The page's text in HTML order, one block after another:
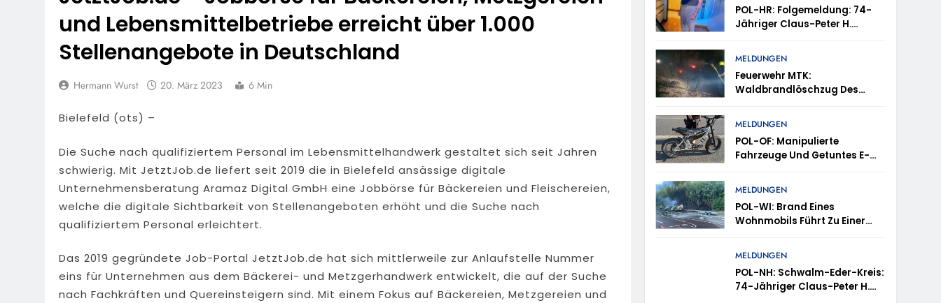
POL-WI: Brand Eines Wohnmobils Führt Zu Einer Langen Sperrung Der A3 Bei Niedernhausen
5. August 2026
POL-NH: Schwalm-Eder-Kreis: 74-Jähriger Claus-Peter H. Aus Felsberg Wird Vermisst
FW Rheingau-Taunus: Erstmeldung: Waldbrand Zwischen Bad Schwalbach-Hettenhain Und Taunusstein-Seitzenhahn –
5. August 2026
POL-OF: Abgelenkt Und Bestohlen: Zeugen Gesucht!; Mercedes Angedotzt: Hinweise Erbeten Und Wer Hat Den Fahrraddieb
Gesehen?
5. August 2026
POL-OH: Öffentlichkeitsfahndung Nach Vermisster Person Aus Osthessen – Evtl. In Thüringen Unterwegs
POL-RTK: 42 Jahre Alte Mann Aus Geisenheim Vermisst
4. August 2026
und Lebensmittelbetriebe erreicht über 1.000
Stellenangebote in Deutschland
Hermann Wurst 20. März 2023 6 Min
Bielefeld (ots) –
Die Suche nach qualifiziertem Personal im Lebensmittelhandwerk gestaltet sich seit Jahren
schwierig. Mit JetztJob.de liefert seit 2019 die in Bielefeld ansässige digitale
Unternehmensberatung Aramaz Digital GmbH eine Jobbörse für Bäckereien und Fleischereien,
welche die digitale Sichtbarkeit von Stellenangeboten erhöht und die Suche nach
qualifiziertem Personal erleichtert.
Das 2019 gegründete Job-Portal JetztJob.de hat sich mittlerweile zur Anlaufstelle Nummer
eins für Unternehmen aus dem Bäckerei- und Metzgerhandwerk entwickelt, die auf der Suche
nach Fachkräften und Quereinsteigern sind. Mit einem Fokus auf Bäckereien, Metzgereien und
POL-HR: Folgemeldung: 74-
Jähriger Claus-Peter H.
MELDUNGEN
Feuerwehr MTK:
Waldbrandlöschzug Des
Unterstützt Bei Waldbrand Im
Rheingau-Taunus-Kreis –
Rund 45 Einsatzkräfte
Sicherten In Schwierigem
Brandgebietes
MELDUNGEN
POL-OF: Manipulierte
Fahrzeuge Und Getuntes E-
Gezogen – TRuP-Spezialisten
Decken Gleich Mehrere
Verstöße Auf
MELDUNGEN
POL-WI: Brand Eines
Wohnmobils Führt Zu Einer
Niedernhausen
MELDUNGEN
POL-NH: Schwalm-Eder-Kreis:
74-Jähriger Claus-Peter H.